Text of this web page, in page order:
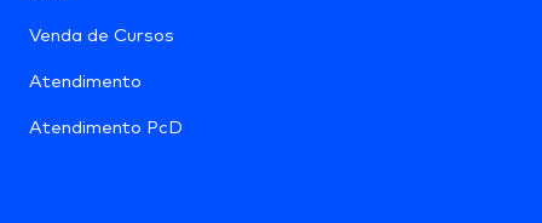
Venda de Cursos
Atendimento
Atendimento PcD